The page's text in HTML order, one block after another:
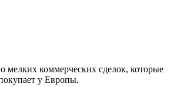
мелких коммерческих сделок, которые
у Европы.